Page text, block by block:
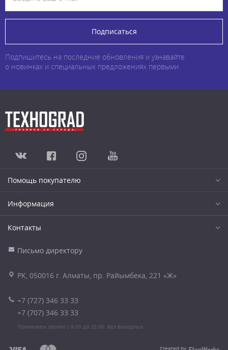
Подписаться
Подпишитесь на последние обновления и узнавайте
о новинках и специальных предложениях первыми
Помощь покупателю
Информация
Контакты
Письмо директору
РК, 050016 г. Алматы, пр. Райымбека, 221 «Ж»
+7 (727) 346 33 33
+7 (707) 346 33 33
Принимаем звонки с 9.00 до 20.00. Без выходных.